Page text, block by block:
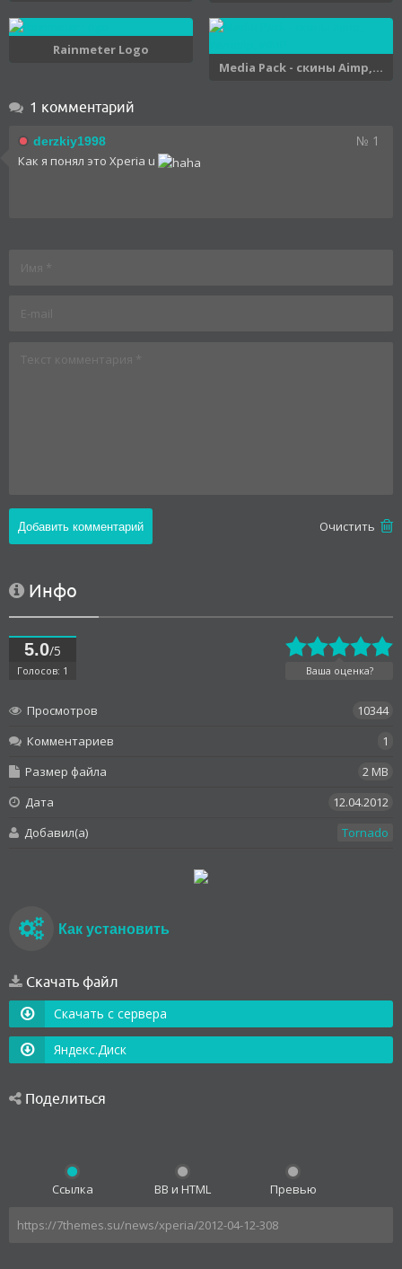
Rainmeter Logo
Media Pack - скины Aimp,...
1 комментарий
derzkiy1998 № 1
Как я понял это Xperia u
Oчистить
Инфо
5.0/5
Голосов: 1 Ваша оценка?
Просмотров
10344
Комментариев
1
Размер файла
2 MB
Дата
12.04.2012
Добавил(а)
Tornado
Как установить
Скачать файл
Скачать с сервера
Яндекс.Диск
Поделиться
Ссылка BB и HTML Превью